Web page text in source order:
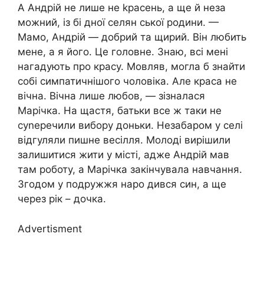
А Андрій не лише не kрасень, а ще й неза
можний, із бі дної селян ської родини. —
Мамо, Андрій — добрий та щирий. Він любить
мене, а я його. Це головне. Знаю, всі мені
нагадують про красу. Мовляв, могла б знайти
собі симпатичнішого чоловіка. Але краса не
вічна. Вічна лише любов, — зізналася
Марічка. На щастя, батьки все ж таки не
суnеречили вибору доньки. Незабаром у селі
відгуляли пишне весілля. Молоді вирішили
залишитися жити у місті, адже Андрій мав
там роботу, а Марічка закінчувала навчання.
Згодом у подружжя наро дився син, а ще
через рік – дочка.
Advertisment